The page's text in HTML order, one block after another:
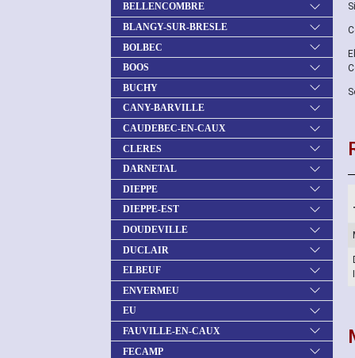
BELLENCOMBRE
BLANGY-SUR-BRESLE
BOLBEC
BOOS
BUCHY
CANY-BARVILLE
CAUDEBEC-EN-CAUX
CLERES
DARNETAL
DIEPPE
DIEPPE-EST
DOUDEVILLE
DUCLAIR
ELBEUF
ENVERMEU
EU
FAUVILLE-EN-CAUX
FECAMP